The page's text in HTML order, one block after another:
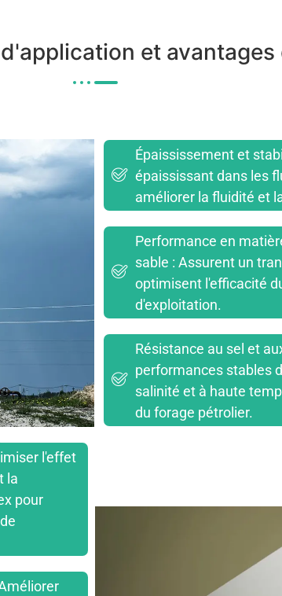
et avantages
Épaississement et
épaississant dans les
améliorer la fluidité et
Performance en
sable : Assurent un
optimisent l'efficacité
d'exploitation.
Résistance au sel et
performances stables
salinité et à haute
du forage pétrolier.
l'effet
la
pour